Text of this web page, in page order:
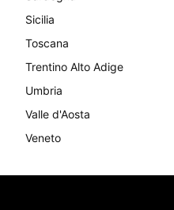
Sicilia
Toscana
Trentino Alto Adige
Umbria
Valle d'Aosta
Veneto